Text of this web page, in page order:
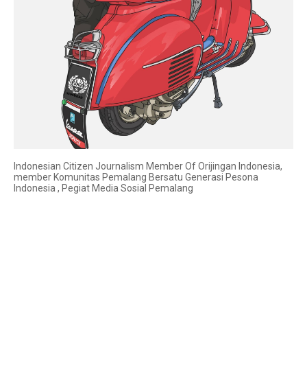
Indonesian Citizen Journalism Member Of Orijingan Indonesia,
member Komunitas Pemalang Bersatu Generasi Pesona
Indonesia , Pegiat Media Sosial Pemalang